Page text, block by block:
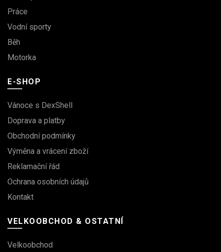
Práce
Vodní sporty
Běh
Motorka
E-SHOP
Vánoce s DexShell
Doprava a platby
Obchodní podmínky
Výměna a vrácení zboží
Reklamační řád
Ochrana osobních údajů
Kontakt
VELKOOBCHOD & OSTATNÍ
Velkoobchod